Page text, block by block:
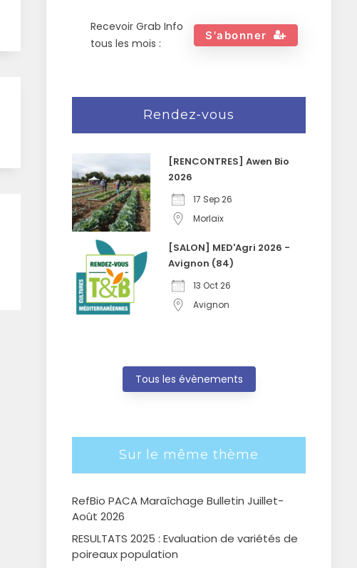
Recevoir Grab Info
tous les mois :
S'abonner
Rendez-vous
[RENCONTRES] Awen Bio
2026
17 Sep 26
Morlaix
[SALON] MED'Agri 2026 -
Avignon (84)
13 Oct 26
Avignon
Tous les évènements
Sur le même thème
RefBio PACA Maraîchage Bulletin Juillet-
Août 2026
RESULTATS 2025 : Evaluation de variétés de
poireaux population